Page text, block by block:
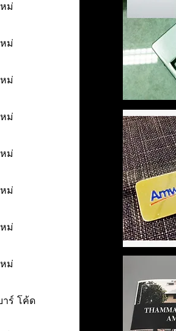
ม่
ม่
ม่
ม่
ม่
ม่
ม่
ม่
าร์ โค้ด